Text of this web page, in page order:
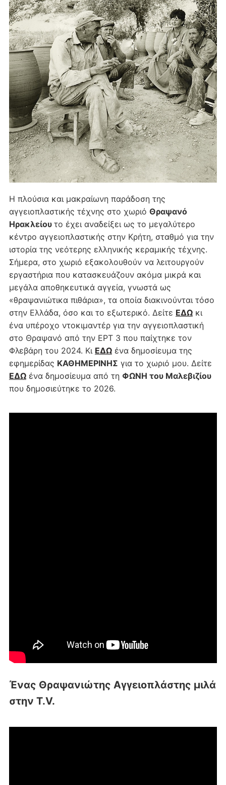
Η πλούσια και μακραίωνη παράδοση της
αγγειοπλαστικής τέχνης στο χωριό Θραψανό
Ηρακλείου το έχει αναδείξει ως το μεγαλύτερο
κέντρο αγγειοπλαστικής στην Κρήτη, σταθμό για την
ιστορία της νεότερης ελληνικής κεραμικής τέχνης.
Σήμερα, στο χωριό εξακολουθούν να λειτουργούν
εργαστήρια που κατασκευάζουν ακόμα μικρά και
μεγάλα αποθηκευτικά αγγεία, γνωστά ως
«θραψανιώτικα πιθάρια», τα οποία διακινούνται τόσο
στην Ελλάδα, όσο και το εξωτερικό. Δείτε ΕΔΩκι
ένα υπέροχο ντοκιμαντέρ για την αγγειοπλαστική
στο Θραψανό από την ΕΡΤ 3 που παίχτηκε τον
Φλεβάρη του 2024. Κι ΕΔΩένα δημοσίευμα της
εφημερίδας ΚΑΘΗΜΕΡΙΝΗΣ για το χωριό μου. Δείτε
ΕΔΩένα δημοσίευμα από τη ΦΩΝΗ του Μαλεβιζίου
που δημοσιεύτηκε το 2026.
Ένας Θραψανιώτης Αγγειοπλάστης μιλά
στην T.V.